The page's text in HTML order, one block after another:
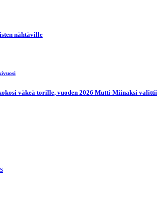
nähtäville
väkeä torille, vuoden 2026 Mutti-Miinaksi